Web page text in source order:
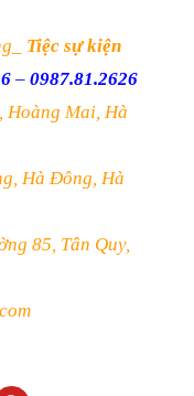
Tiệc sự kiện
– 0987.81.2626
Mai, Hà
Hà Đông, Hà
85, Tân Quy,